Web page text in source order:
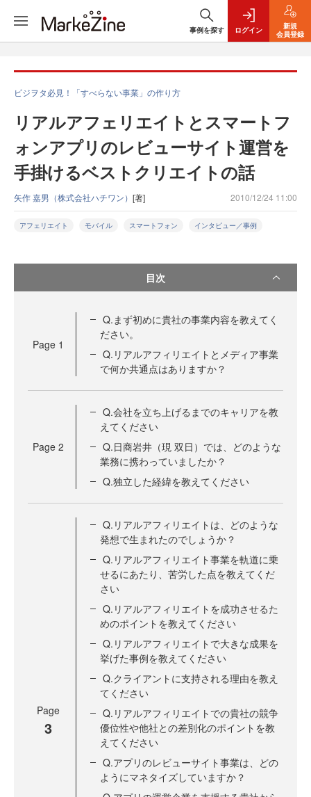
事例を探す ログイン
新規
会員登録
ビジヲタ必見！「すべらない事業」の作り方
リアルアフェリエイトとスマートフ
ォンアプリのレビューサイト運営を
手掛けるベストクリエイトの話
矢作 嘉男（株式会社ハチワン） [著] 2010/12/24 11:00
アフェリエイト モバイル スマートフォン インタビュー／事例
目次
Page 1
Q.まず初めに貴社の事業内容を教えてく
ださい。
Q.リアルアフィリエイトとメディア事業
で何か共通点はありますか？
Page 2
Q.会社を立ち上げるまでのキャリアを教
えてください
Q.日商岩井（現 双日）では、どのような
業務に携わっていましたか？
Q.独立した経緯を教えてください
Page
3
Q.リアルアフィリエイトは、どのような
発想で生まれたのでしょうか？
Q.リアルアフィリエイト事業を軌道に乗
せるにあたり、苦労した点を教えてくだ
さい
Q.リアルアフィリエイトを成功させるた
めのポイントを教えてください
Q.リアルアフィリエイトで大きな成果を
挙げた事例を教えてください
Q.クライアントに支持される理由を教え
てください
Q.リアルアフィリエイトでの貴社の競争
優位性や他社との差別化のポイントを教
えてください
Q.アプリのレビューサイト事業は、どの
ようにマネタイズしていますか？